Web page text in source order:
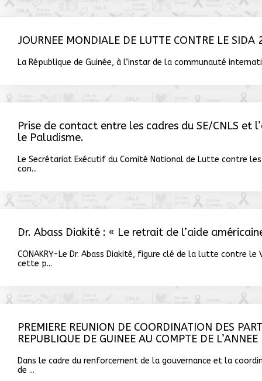
JOURNEE MONDIALE DE LUTTE CONTRE LE SIDA
La République de Guinée, à l’instar de la communauté
Prise de contact entre les cadres du SE/CNLS
le Paludisme.
Le Secrétariat Exécutif du Comité National de Lutte contre
con...
Dr. Abass Diakité : « Le retrait de l’aide
CONAKRY-Le Dr. Abass Diakité, figure clé de la lutte contre
cette p...
PREMIERE REUNION DE COORDINATION DES
REPUBLIQUE DE GUINEE AU COMPTE DE
Dans le cadre du renforcement de la gouvernance et la
de ...